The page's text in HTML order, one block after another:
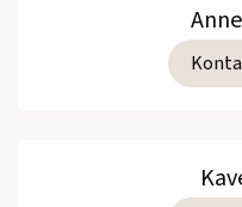
Urmakar Pisani
Barnebok, 2003)
historie, 2002)